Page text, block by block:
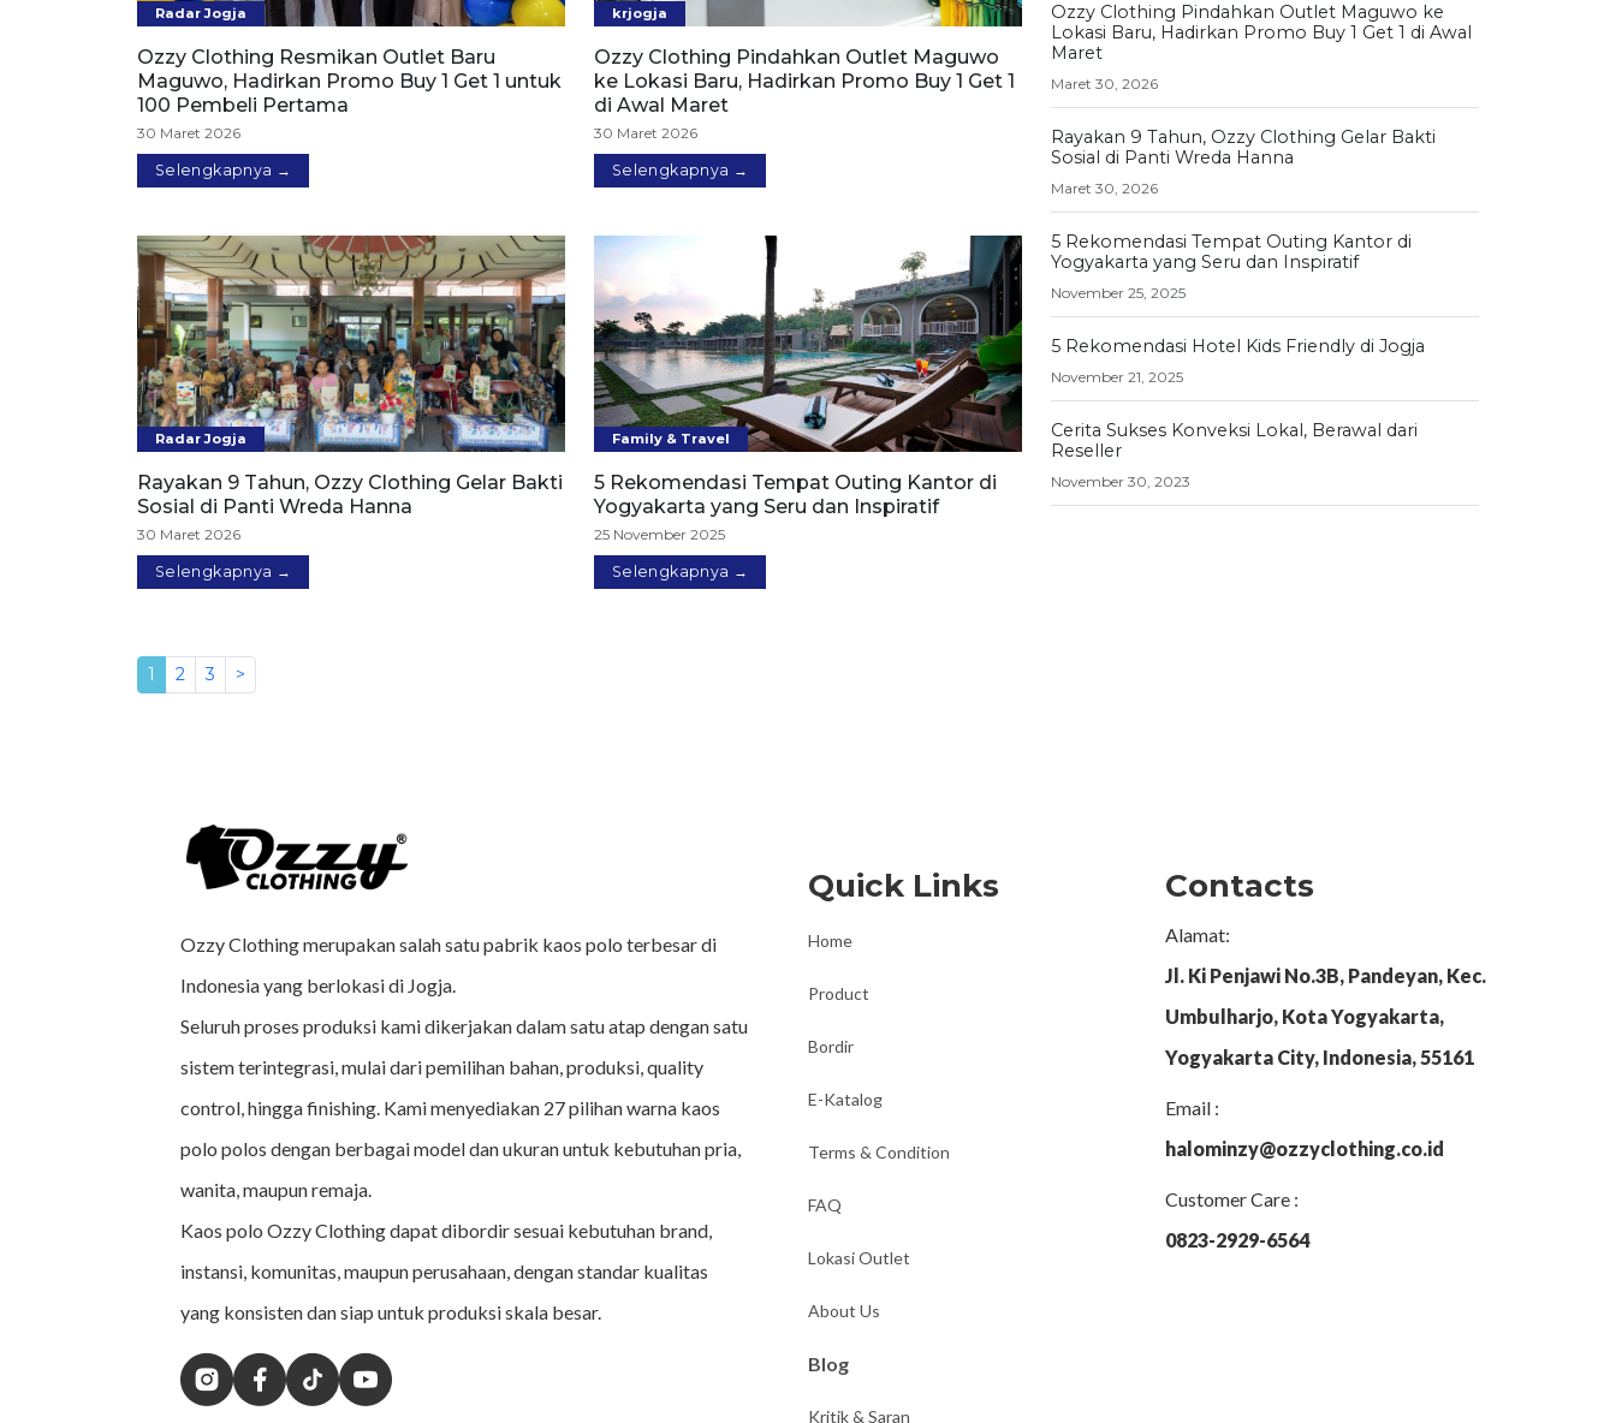
Radar Jogja
Ozzy Clothing Resmikan Outlet Baru
Maguwo, Hadirkan Promo Buy 1 Get 1 untuk
100 Pembeli Pertama
30 Maret 2026
Selengkapnya →
krjogja
Ozzy Clothing Pindahkan Outlet Maguwo
ke Lokasi Baru, Hadirkan Promo Buy 1 Get 1
di Awal Maret
30 Maret 2026
Selengkapnya →
Radar Jogja
Rayakan 9 Tahun, Ozzy Clothing Gelar Bakti
Sosial di Panti Wreda Hanna
30 Maret 2026
Selengkapnya →
Family & Travel
5 Rekomendasi Tempat Outing Kantor di
Yogyakarta yang Seru dan Inspiratif
25 November 2025
Selengkapnya →
1 2 3 >
Ozzy Clothing Pindahkan Outlet Maguwo ke
Lokasi Baru, Hadirkan Promo Buy 1 Get 1 di Awal
Maret
Maret 30, 2026
Rayakan 9 Tahun, Ozzy Clothing Gelar Bakti
Sosial di Panti Wreda Hanna
Maret 30, 2026
5 Rekomendasi Tempat Outing Kantor di
Yogyakarta yang Seru dan Inspiratif
November 25, 2025
5 Rekomendasi Hotel Kids Friendly di Jogja
November 21, 2025
Cerita Sukses Konveksi Lokal, Berawal dari
Reseller
November 30, 2023
Ozzy Clothing merupakan salah satu pabrik kaos polo terbesar di
Indonesia yang berlokasi di Jogja.
Seluruh proses produksi kami dikerjakan dalam satu atap dengan satu
sistem terintegrasi, mulai dari pemilihan bahan, produksi, quality
control, hingga finishing. Kami menyediakan 27 pilihan warna kaos
polo polos dengan berbagai model dan ukuran untuk kebutuhan pria,
wanita, maupun remaja.
Kaos polo Ozzy Clothing dapat dibordir sesuai kebutuhan brand,
instansi, komunitas, maupun perusahaan, dengan standar kualitas
yang konsisten dan siap untuk produksi skala besar.
Quick Links
Home
Product
Bordir
E-Katalog
Terms & Condition
FAQ
Lokasi Outlet
About Us
Blog
Kritik & Saran
Contacts
Alamat:
Jl. Ki Penjawi No.3B, Pandeyan, Kec.
Umbulharjo, Kota Yogyakarta,
Yogyakarta City, Indonesia, 55161
Email :
halominzy@ozzyclothing.co.id
Customer Care :
0823-2929-6564